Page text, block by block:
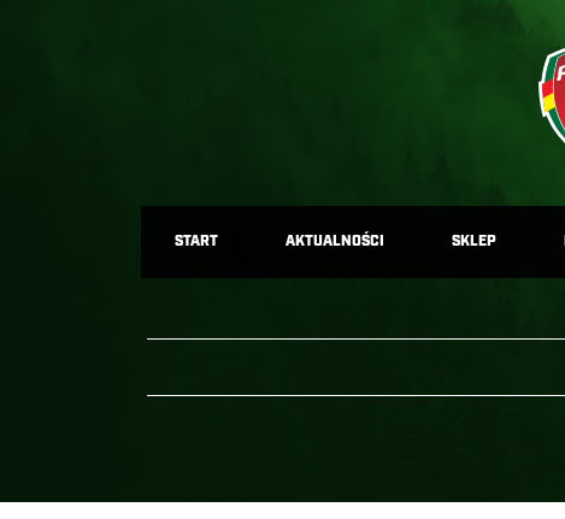
START AKTUALNOŚCI SKLEP